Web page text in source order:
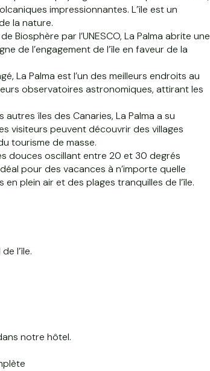
impressionnantes. L’île est un
la nature.
Biosphère par l’UNESCO, La Palma abrite une
de l’engagement de l’île en faveur de la
La Palma est l’un des meilleurs endroits au
observatoires astronomiques, attirant les
îles des Canaries, La Palma a su
visiteurs peuvent découvrir des villages
tourisme de masse.
douces oscillant entre 20 et 30 degrés
pour des vacances à n’importe quelle
plein air et des plages tranquilles de l’île.
l’île.
notre hôtel.